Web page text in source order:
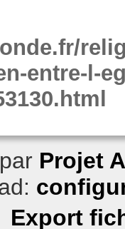
entre-l-
Projet
Export